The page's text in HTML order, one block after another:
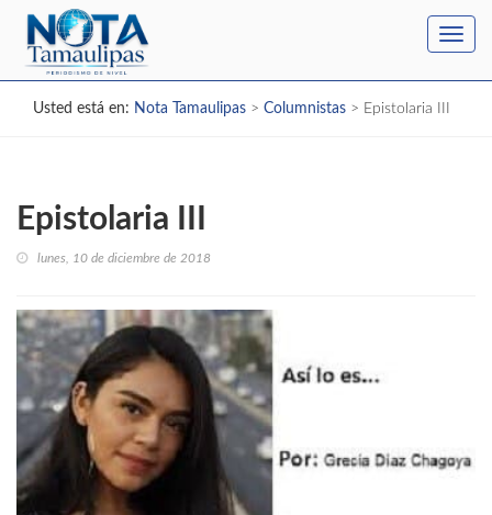
Usted está en: Nota Tamaulipas > Columnistas > Epistolaria III
Epistolaria III
lunes, 10 de diciembre de 2018